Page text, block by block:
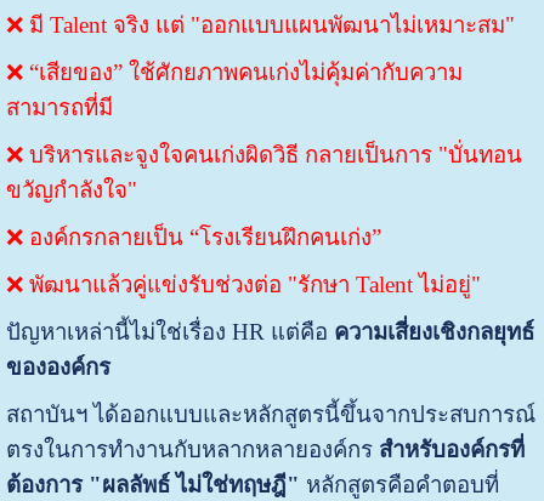
❌ มี Talent จริง แต่ "ออกแบบแผนพัฒนาไม่เหมาะสม"
❌ “เสียของ” ใช้ศักยภาพคนเก่งไม่คุ้มค่ากับความ
สามารถที่มี
❌ บริหารและจูงใจคนเก่งผิดวิธี กลายเป็นการ "บั่นทอน
ขวัญกำลังใจ"
❌ องค์กรกลายเป็น “โรงเรียนฝึกคนเก่ง”
❌ พัฒนาแล้วคู่แข่งรับช่วงต่อ "รักษา Talent ไม่อยู่"
ปัญหาเหล่านี้ไม่ใช่เรื่อง HR แต่คือ ความเสี่ยงเชิงกลยุทธ์
ขององค์กร
สถาบันฯ ได้ออกแบบและหลักสูตรนี้ขึ้นจากประสบการณ์
ตรงในการทำงานกับหลากหลายองค์กร สำหรับองค์กรที่
ต้องการ "ผลลัพธ์ ไม่ใช่ทฤษฎี" หลักสูตรคือคำตอบที่